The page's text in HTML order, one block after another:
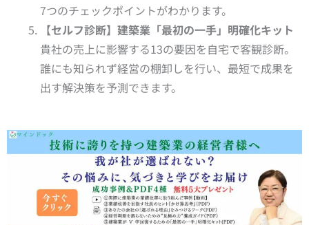
7つのチェックポイントがわかります。
【セルフ診断】建築業「最初の一手」明確化キット
貴社の売上に影響する13の要因を自宅で客観診断。
誰にも知られず経営の棚卸しを行い、最短で成果を
出す解決策を予測できます。